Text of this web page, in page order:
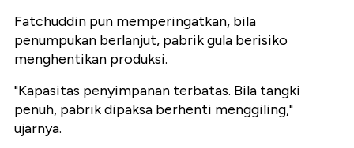
Fatchuddin pun memperingatkan, bila
penumpukan berlanjut, pabrik gula berisiko
menghentikan produksi.
"Kapasitas penyimpanan terbatas. Bila tangki
penuh, pabrik dipaksa berhenti menggiling,"
ujarnya.